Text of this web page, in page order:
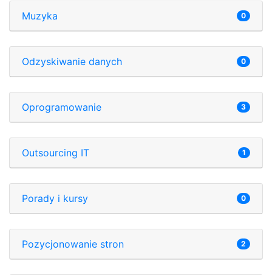
Muzyka 0
Odzyskiwanie danych 0
Oprogramowanie 3
Outsourcing IT 1
Porady i kursy 0
Pozycjonowanie stron 2